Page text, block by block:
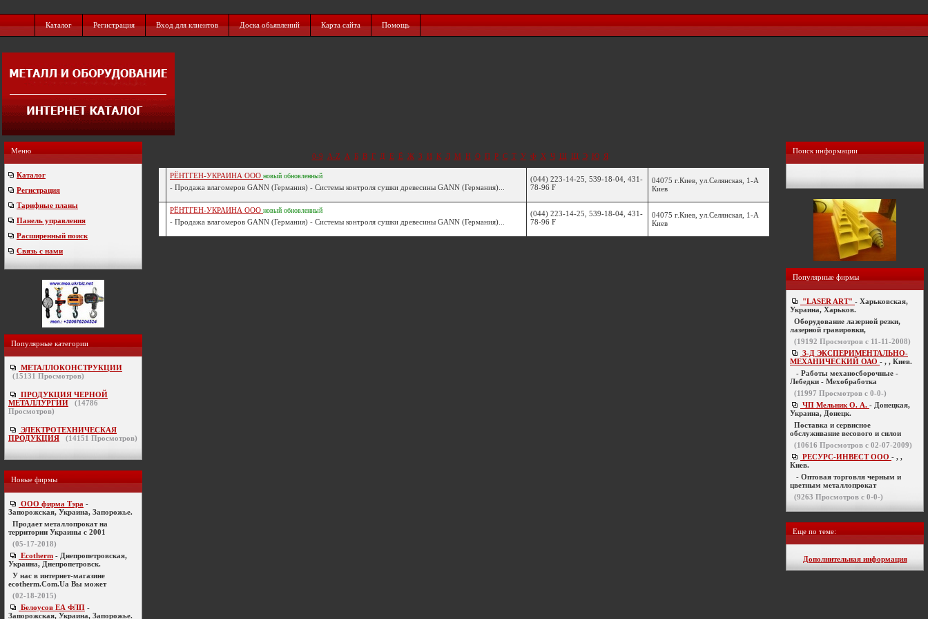
Каталог Регистрация Вход для клиентов Доска обьявлений Карта сайта Помощь
Меню
Каталог
Регистрация
Тарифные планы
Панель управления
Расширенный поиск
Связь с нами
Популярные категории
МЕТАЛЛОКОНСТРУКЦИИ
(15131 Просмотров)
ПРОДУКЦИЯ ЧЕРНОЙ
МЕТАЛЛУРГИИ
(14786
Просмотров)
ЭЛЕКТРОТЕХНИЧЕСКАЯ
ПРОДУКЦИЯ
(14151 Просмотров)
Новые фирмы
ООО фирма Тэра -
Запорожская, Украина, Запорожье.
Продает металлопрокат на
территории Украины с 2001
(05-17-2018)
Ecotherm - Днепропетровская,
Украина, Днепропетровск.
У нас в интернет-магазине
ecotherm.Com.Ua Вы может
(02-18-2015)
Белоусов ЕА ФЛП -
Запорожская, Украина, Запорожье.
0-9 A-Z А Б В Г Д Е Ё Ж З И К Л М Н О П Р С Т У Ф Х Ч Ш Щ Э Ю Я
РЁНТГЕН-УКРАИНА ООО новый обновленный
- Продажа влагомеров GANN (Германия) - Системы контроля сушки древесины GANN (Германия)...
(044) 223-14-25, 539-18-04, 431-
78-96 F
04075 г.Киев, ул.Селянская, 1-А
Киев
РЁНТГЕН-УКРАИНА ООО новый обновленный
- Продажа влагомеров GANN (Германия) - Системы контроля сушки древесины GANN (Германия)...
(044) 223-14-25, 539-18-04, 431-
78-96 F
04075 г.Киев, ул.Селянская, 1-А
Киев
Поиск информации
Популярные фирмы
"LASER ART" - Харьковская,
Украина, Харьков.
Оборудование лазерной резки,
лазерной гравировки,
(19192 Просмотров с 11-11-2008)
З-Д ЭКСПЕРИМЕНТАЛЬНО-
МЕХАНИЧЕСКИЙ ОАО - , , Киев.
- Работы механосборочные -
Лебедки - Мехобработка
(11997 Просмотров с 0-0-)
ЧП Мельник О. А. - Донецкая,
Украина, Донецк.
Поставка и сервисное
обслуживание весового и силои
(10616 Просмотров с 02-07-2009)
РЕСУРС-ИНВЕСТ ООО - , ,
Киев.
- Оптовая торговля черным и
цветным металлопрокат
(9263 Просмотров с 0-0-)
Еще по теме:
Дополнительная информация